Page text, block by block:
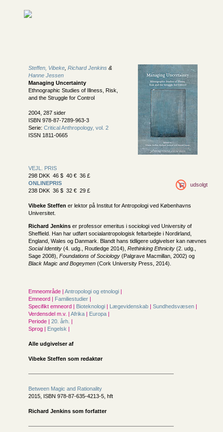
Steffen, Vibeke Richard Jenkins &
Hanne Jessen
Managing Uncertainty
Ethnographic Studies of Illness, Risk,
and the Struggle for Control
2004, 287 sider
ISBN 978-87-7289-963-3
Serie: Critical Anthropology, vol. 2
ISSN 1811-0665
VEJL. PRIS
298 DKK 46 $ 40 € 36 £
ONLINEPRIS
238 DKK 36 $ 32 € 29 £
udsolgt
Vibeke Steffen er lektor på Institut for Antropologi ved Københavns
Universitet.
Richard Jenkins er professor emeritus i sociologi ved University of
Sheffield. Han har udført socialantropologisk feltarbejde i Nordirland,
England, Wales og Danmark. Blandt hans tidligere udgivelser kan nævnes
Social Identity (4. udg., Routledge 2014), Rethinking Ethnicity (2. udg.,
Sage 2008), Foundations of Sociology (Palgrave Macmillan, 2002) og
Black Magic and Bogeymen (Cork University Press, 2014).
Emneområde | Antropologi og etnologi |
Emneord | Familiestudier |
Specifikt emneord | Bioteknologi | Lægevidenskab | Sundhedsvæsen |
Verdensdel m.v. | Afrika | Europa |
Periode | 20. årh. |
Sprog | Engelsk |
Alle udgivelser af
Vibeke Steffen som redaktør
Between Magic and Rationality
2015, ISBN 978-87-635-4213-5, hft
Richard Jenkins som forfatter